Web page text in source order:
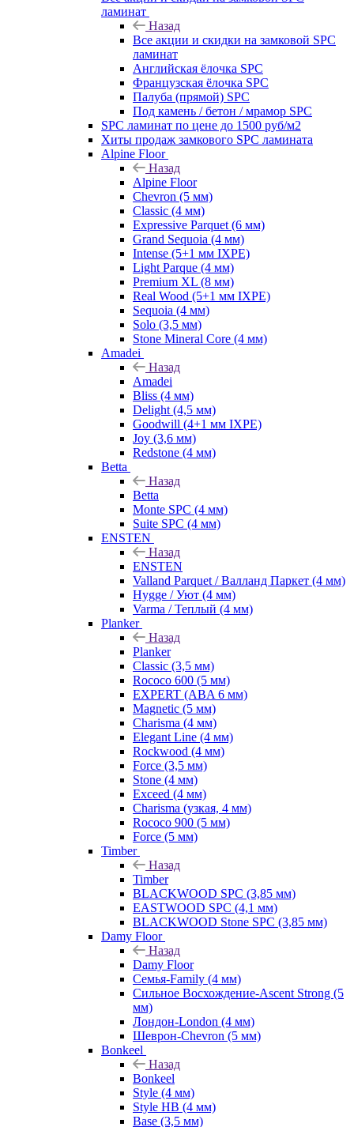
ламинат
Назад
Все акции и скидки на замковой SPC
ламинат
Английская ёлочка SPC
Французская ёлочка SPC
Палуба (прямой) SPC
Под камень / бетон / мрамор SPC
SPC ламинат по цене до 1500 руб/м2
Хиты продаж замкового SPC ламината
Alpine Floor
Назад
Alpine Floor
Chevron (5 мм)
Classic (4 мм)
Expressive Parquet (6 мм)
Grand Sequoia (4 мм)
Intense (5+1 мм IXPE)
Light Parque (4 мм)
Premium XL (8 мм)
Real Wood (5+1 мм IXPE)
Sequoia (4 мм)
Solo (3,5 мм)
Stone Mineral Core (4 мм)
Amadei
Назад
Amadei
Bliss (4 мм)
Delight (4,5 мм)
Goodwill (4+1 мм IXPE)
Joy (3,6 мм)
Redstone (4 мм)
Betta
Назад
Betta
Monte SPC (4 мм)
Suite SPC (4 мм)
ENSTEN
Назад
ENSTEN
Valland Parquet / Валланд Паркет (4 мм)
Hygge / Уют (4 мм)
Varma / Теплый (4 мм)
Planker
Назад
Planker
Classic (3,5 мм)
Rococo 600 (5 мм)
EXPERT (ABA 6 мм)
Magnetic (5 мм)
Charisma (4 мм)
Elegant Line (4 мм)
Rockwood (4 мм)
Force (3,5 мм)
Stone (4 мм)
Exceed (4 мм)
Charisma (узкая, 4 мм)
Rococo 900 (5 мм)
Force (5 мм)
Timber
Назад
Timber
BLACKWOOD SPC (3,85 мм)
EASTWOOD SPC (4,1 мм)
BLACKWOOD Stone SPC (3,85 мм)
Damy Floor
Назад
Damy Floor
Семья-Family (4 мм)
Сильное Восхождение-Ascent Strong (5
мм)
Лондон-London (4 мм)
Шеврон-Chevron (5 мм)
Bonkeel
Назад
Bonkeel
Style (4 мм)
Style HB (4 мм)
Base (3,5 мм)